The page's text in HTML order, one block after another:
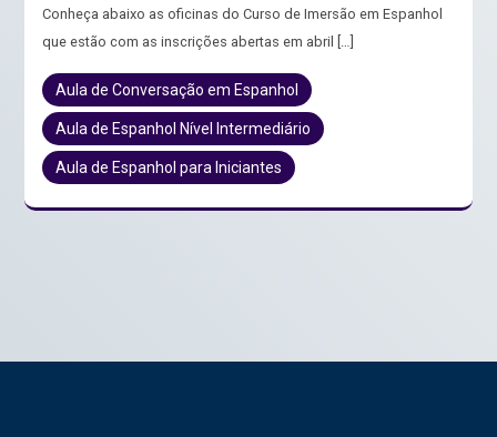
Conheça abaixo as oficinas do Curso de Imersão em Espanhol
que estão com as inscrições abertas em abril […]
Aula de Conversação em Espanhol
Aula de Espanhol Nível Intermediário
Aula de Espanhol para Iniciantes